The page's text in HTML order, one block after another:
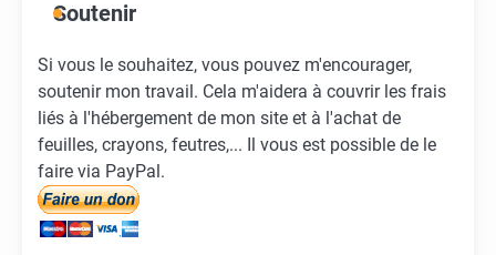
Soutenir
Si vous le souhaitez, vous pouvez m'encourager,
soutenir mon travail. Cela m'aidera à couvrir les frais
liés à l'hébergement de mon site et à l'achat de
feuilles, crayons, feutres,... Il vous est possible de le
faire via PayPal.